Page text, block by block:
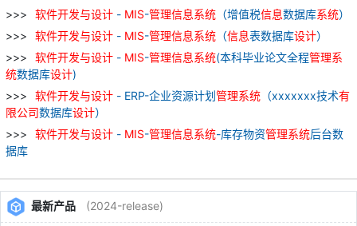
软件开发与设计 - MIS-管理信息系统 （增值税信息数据库系统）
软件开发与设计 - MIS-管理信息系统 （信息表数据库设计）
软件开发与设计 - MIS-管理信息系统(本科毕业论文全程管理系
统数据库设计)
软件开发与设计 - ERP-企业资源计划管理系统 （xxxxxxx技术有
限公司数据库设计）
软件开发与设计 - MIS-管理信息系统-库存物资管理系统后台数
据库
最新产品 (2024-release)